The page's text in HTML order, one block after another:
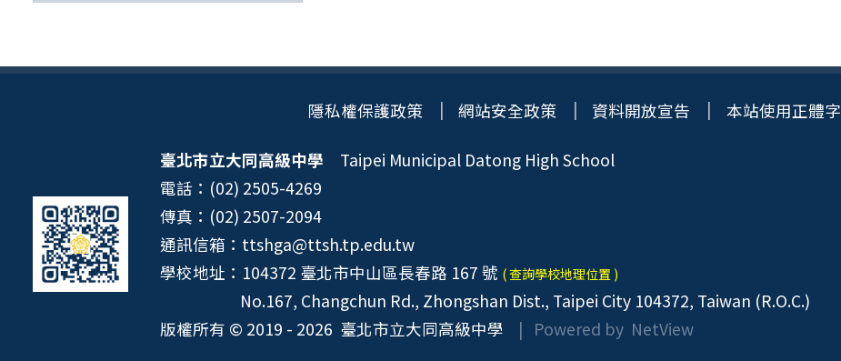
隱私權保護政策 網站安全政策 資料開放宣告 本站使用正體字
臺北市立大同高級中學 Taipei Municipal Datong High School
電話：(02) 2505-4269
傳真：(02) 2507-2094
通訊信箱：ttshga@ttsh.tp.edu.tw
學校地址：104372 臺北市中山區長春路 167 號 ( 查詢學校地理位置 )
No.167, Changchun Rd., Zhongshan Dist., Taipei City 104372, Taiwan (R.O.C.)
版權所有 © 2019 - 2026 臺北市立大同高級中學 | Powered by NetView